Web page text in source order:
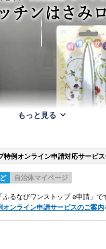
もっと見る
特例オンライン申請対応サービ
自治体マイページ
るなびワンストップ e申請」で
オンライン申請サービスのご案内